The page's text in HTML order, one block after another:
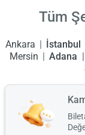
Tüm
Ankara İstanbul
Mersin
Adana